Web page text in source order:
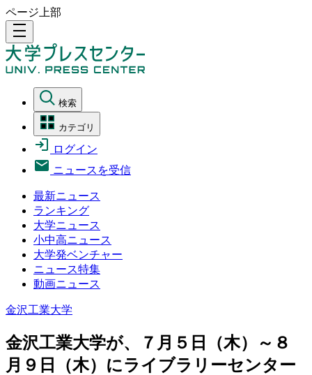
ページ上部
density_medium
検索
カテゴリ
ログイン
ニュースを受信
最新ニュース
ランキング
大学ニュース
小中高ニュース
大学発ベンチャー
ニュース特集
動画ニュース
金沢工業大学
金沢工業大学が、７月５日（木）～８
月９日（木）にライブラリーセンター